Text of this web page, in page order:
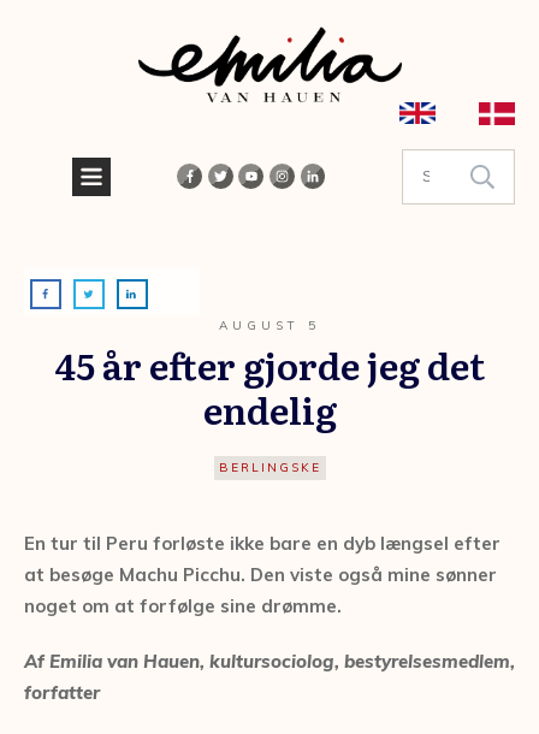
AUGUST 5
45 år efter gjorde jeg det
endelig
BERLINGSKE
En tur til Peru forløste ikke bare en dyb længsel efter
at besøge Machu Picchu. Den viste også mine sønner
noget om at forfølge sine drømme.
Af Emilia van Hauen, kultursociolog, bestyrelsesmedlem,
forfatter